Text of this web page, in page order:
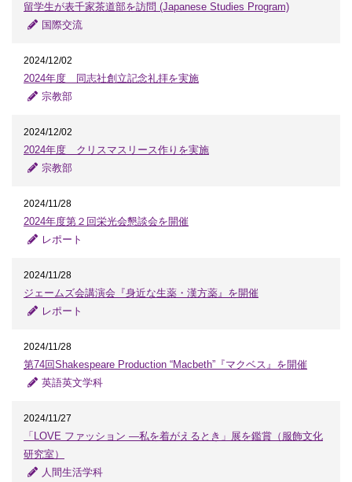
留学生が表千家茶道部を訪問 (Japanese Studies Program)
国際交流
2024/12/02
2024年度 同志社創立記念礼拝を実施
宗教部
2024/12/02
2024年度 クリスマスリース作りを実施
宗教部
2024/11/28
2024年度第２回栄光会懇談会を開催
レポート
2024/11/28
ジェームズ会講演会『身近な生薬・漢方薬』を開催
レポート
2024/11/28
第74回Shakespeare Production “Macbeth”『マクベス』を開催
英語英文学科
2024/11/27
「LOVE ファッション —私を着がえるとき」展を鑑賞（服飾文化
研究室）
人間生活学科